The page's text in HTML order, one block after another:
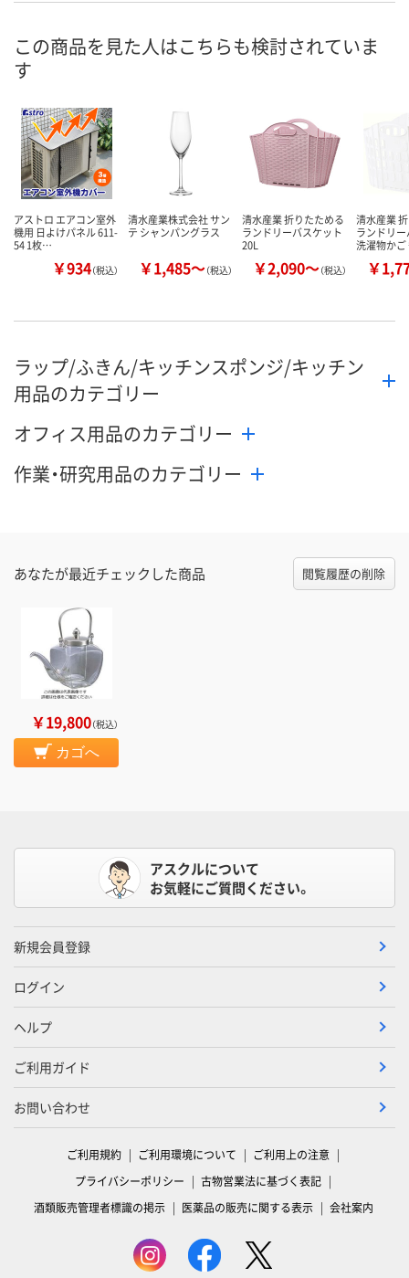
この商品を見た人はこちらも検討されていま
す
アストロ エアコン室外
機用 日よけパネル 611-
54 1枚…
￥934（税込）
清水産業株式会社 サン
テ シャンパングラス
￥1,485～（税込）
清水産業 折りたためる
ランドリーバスケット
20L
￥2,090～（税込）
清水産業
ランドリ
洗濯物か
￥
ラップ/ふきん/キッチンスポンジ/キッチン
用品のカテゴリー
オフィス用品のカテゴリー
作業・研究用品のカテゴリー
あなたが最近チェックした商品 閲覧履歴の削除
￥19,800（税込）
カゴへ
アスクルについて
お気軽にご質問ください。
新規会員登録
ログイン
ヘルプ
ご利用ガイド
お問い合わせ
ご利用規約 ご利用環境について
ご利用上の注意
プライバシーポリシー
古物営業法に基づく表記
酒類販売管理者標識の掲示
医薬品の販売に関する表示 会社案内